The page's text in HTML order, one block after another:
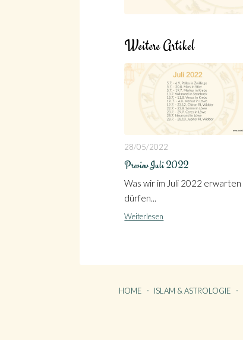
Weitere Artikel
28/05/2022
Preview Juli 2022
Was wir im Juli 2022 erwarten
dürfen...
Weiterlesen
HOME ISLAM & ASTROLOGIE